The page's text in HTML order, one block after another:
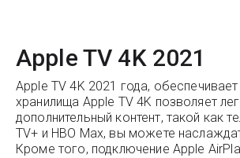
Apple TV 4K 2021
Apple TV 4K 2021 года,
хранилища Apple TV 4K позволяет
дополнительный контент, такой как
TV+ и HBO Max, вы можете
Кроме того, подключение Apple